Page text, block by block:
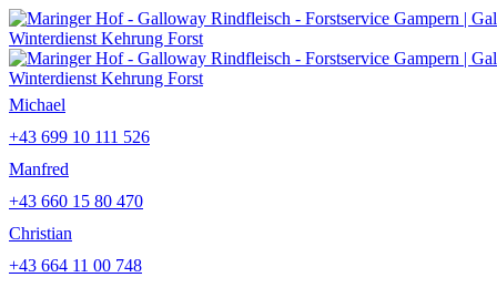
Michael
+43 699 10 111 526
Manfred
+43 660 15 80 470
Christian
+43 664 11 00 748